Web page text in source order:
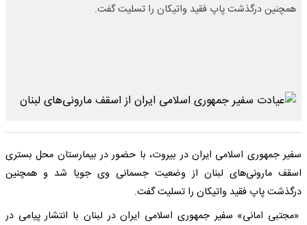
همچنین درگذشت پاپ فقید واتیکان را تسلیت گفت.
سفیر جمهوری اسلامی ایران در بیروت، با حضور در بیمارستان محل بستری
اسقف مارونی‌های لبنان از وضعیت جسمانی وی جویا شد و همچنین
درگذشت پاپ فقید واتیکان را تسلیت گفت.
«مجتبی امانی» سفیر جمهوری اسلامی ایران در لبنان با انتشار پیامی در